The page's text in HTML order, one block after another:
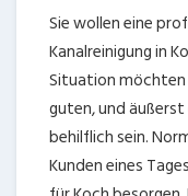
Sie wollen eine
Kanalreinigung in
Situation möchten
guten, und
behilflich sein.
Kunden eines